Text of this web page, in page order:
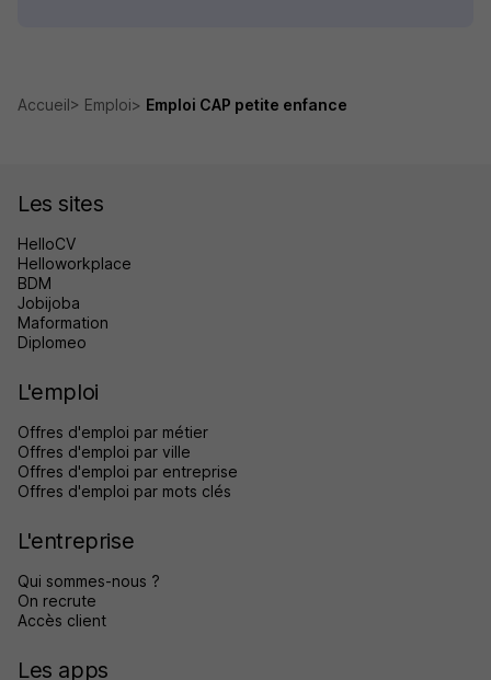
Accueil Emploi Emploi CAP petite enfance
Les sites
HelloCV
Helloworkplace
BDM
Jobijoba
Maformation
Diplomeo
L'emploi
Offres d'emploi par métier
Offres d'emploi par ville
Offres d'emploi par entreprise
Offres d'emploi par mots clés
L'entreprise
Qui sommes-nous ?
On recrute
Accès client
Les apps